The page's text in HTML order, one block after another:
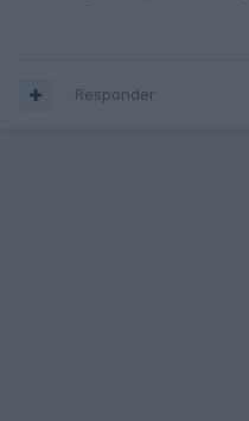
Responder